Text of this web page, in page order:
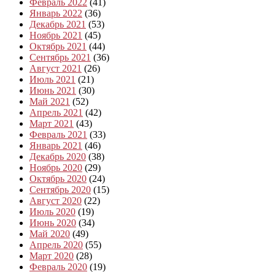
Январь 2022 (36)
Декабрь 2021 (53)
Ноябрь 2021 (45)
Октябрь 2021 (44)
Сентябрь 2021 (36)
Август 2021 (26)
Июль 2021 (21)
Июнь 2021 (30)
Май 2021 (52)
Апрель 2021 (42)
Март 2021 (43)
Февраль 2021 (33)
Январь 2021 (46)
Декабрь 2020 (38)
Ноябрь 2020 (29)
Октябрь 2020 (24)
Сентябрь 2020 (15)
Август 2020 (22)
Июль 2020 (19)
Июнь 2020 (34)
Май 2020 (49)
Апрель 2020 (55)
Март 2020 (28)
Февраль 2020 (19)